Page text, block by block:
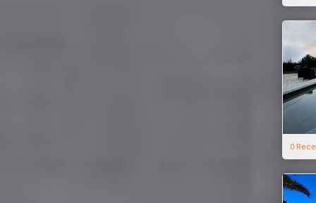
0